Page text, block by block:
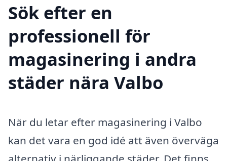
Sök efter en
professionell för
magasinering i andra
städer nära Valbo
När du letar efter magasinering i Valbo
kan det vara en god idé att även överväga